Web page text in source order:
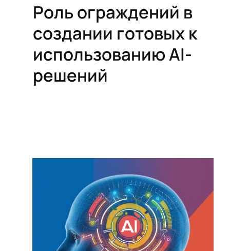
Роль ограждений в
создании готовых к
использованию AI-
решений